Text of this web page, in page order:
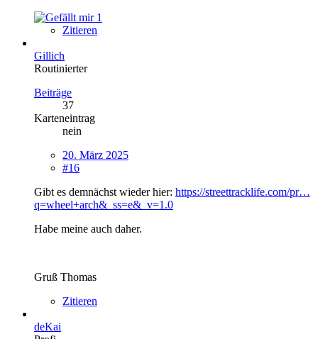
1
Zitieren
Gillich
Routinierter
Beiträge
37
Karteneintrag
nein
20. März 2025
#16
Gibt es demnächst wieder hier: https://streettracklife.com/pr…
q=wheel+arch&_ss=e&_v=1.0
Habe meine auch daher.
Gruß Thomas
Zitieren
deKai